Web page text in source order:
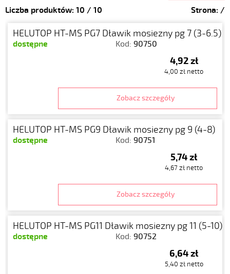
Liczba produktów: 10 / 10 Strona: /
HELUTOP HT-MS PG7 Dławik mosiezny pg 7 (3-6.5)
dostępne Kod: 90750
4,92 zł
4,00 zł netto
Zobacz szczegóły
HELUTOP HT-MS PG9 Dławik mosiezny pg 9 (4-8)
dostępne Kod: 90751
5,74 zł
4,67 zł netto
Zobacz szczegóły
HELUTOP HT-MS PG11 Dławik mosiezny pg 11 (5-10)
dostępne Kod: 90752
6,64 zł
5,40 zł netto